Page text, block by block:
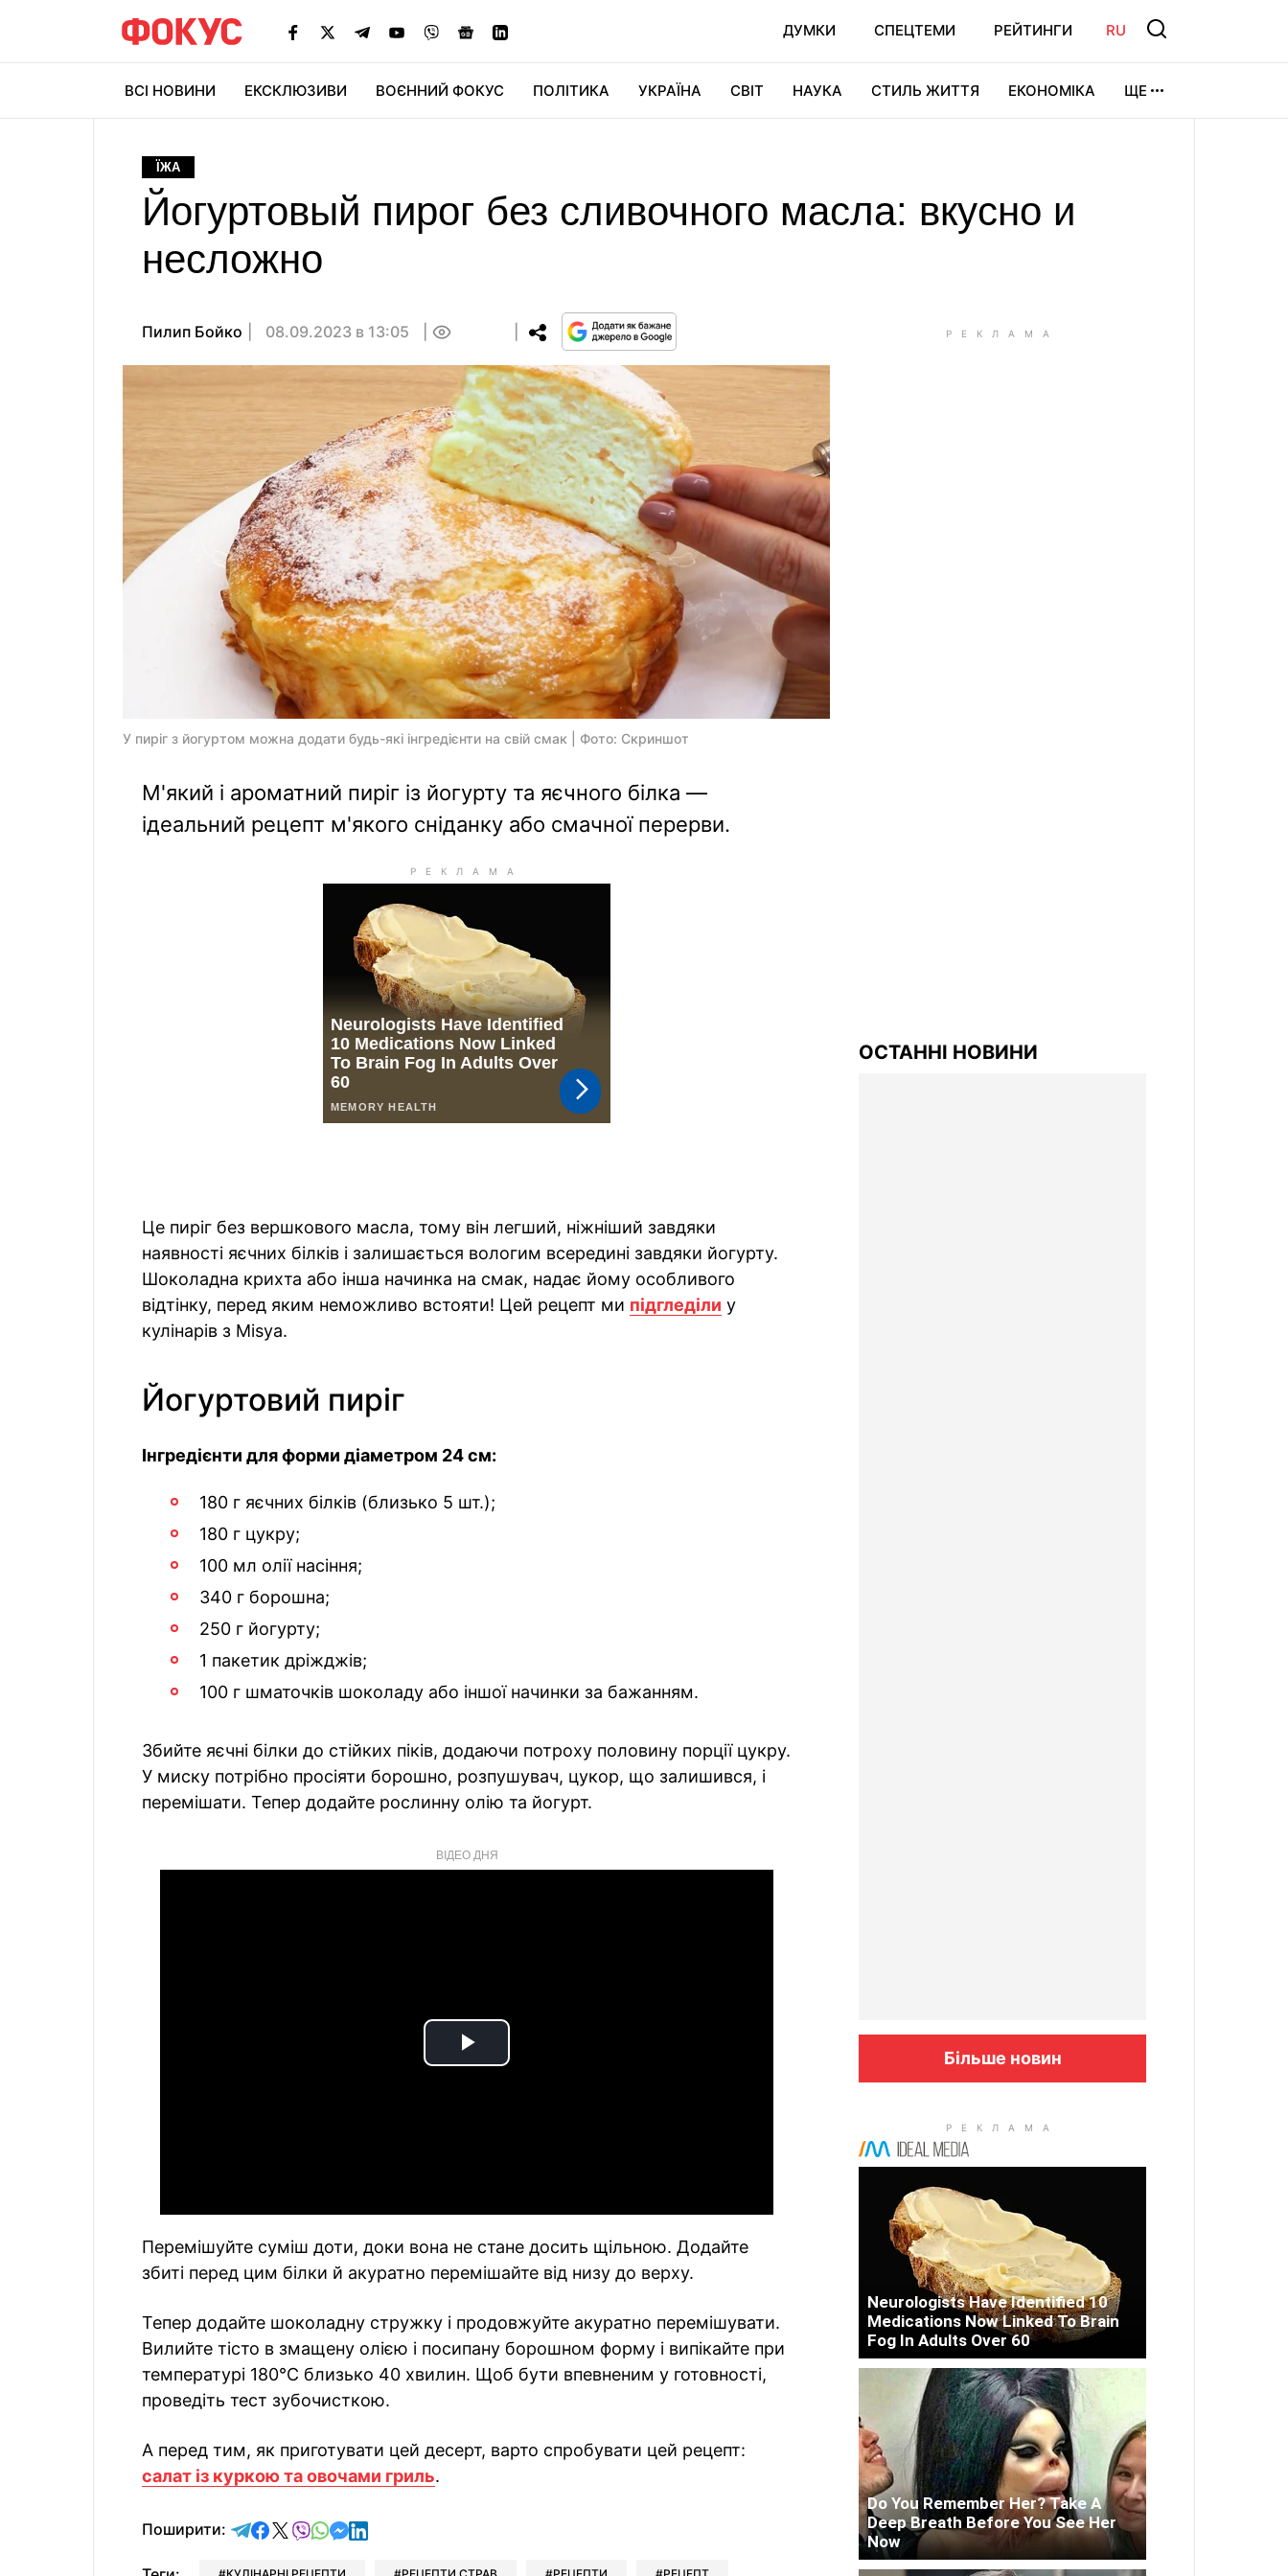
ДУМКИ СПЕЦТЕМИ РЕЙТИНГИ RU
ВСІ НОВИНИ ЕКСКЛЮЗИВИ ВОЄННИЙ ФОКУС ПОЛІТИКА УКРАЇНА СВІТ НАУКА СТИЛЬ ЖИТТЯ ЕКОНОМІКА ЩЕ
ЇЖА
Йогуртовый пирог без сливочного масла: вкусно и
несложно
Пилип Бойко 08.09.2023 в 13:05
У пиріг з йогуртом можна додати будь-які інгредієнти на свій смак | Фото: Скриншот
М'який і ароматний пиріг із йогурту та яєчного білка —
ідеальний рецепт м'якого сніданку або смачної перерви.
Це пиріг без вершкового масла, тому він легший, ніжніший завдяки
наявності яєчних білків і залишається вологим всередині завдяки йогурту.
Шоколадна крихта або інша начинка на смак, надає йому особливого
відтінку, перед яким неможливо встояти! Цей рецепт ми підгледіли у
кулінарів з Misya.
Йогуртовий пиріг
Інгредієнти для форми діаметром 24 см:
180 г яєчних білків (близько 5 шт.);
180 г цукру;
100 мл олії насіння;
340 г борошна;
250 г йогурту;
1 пакетик дріжджів;
100 г шматочків шоколаду або іншої начинки за бажанням.
Збийте яєчні білки до стійких піків, додаючи потроху половину порції цукру.
У миску потрібно просіяти борошно, розпушувач, цукор, що залишився, і
перемішати. Тепер додайте рослинну олію та йогурт.
ВІДЕО ДНЯ
Play
Перемішуйте суміш доти, доки вона не стане досить щільною. Додайте
збиті перед цим білки й акуратно перемішайте від низу до верху.
Тепер додайте шоколадну стружку і продовжуйте акуратно перемішувати.
Вилийте тісто в змащену олією і посипану борошном форму і випікайте при
температурі 180°C близько 40 хвилин. Щоб бути впевненим у готовності,
проведіть тест зубочисткою.
А перед тим, як приготувати цей десерт, варто спробувати цей рецепт:
салат із куркою та овочами гриль.
Поширити: відправити у Telegram
поділитись у Facebook
поділитись у X
відправити у Viber
відправити у Whatsapp
відправити у Messenger
відправити у LinkedIn
ОСТАННІ НОВИНИ
Більше новин
Neurologists Have Identified 10
Medications Now Linked To Brain
Fog In Adults Over 60
Do You Remember Her? Take A
Deep Breath Before You See Her
Now